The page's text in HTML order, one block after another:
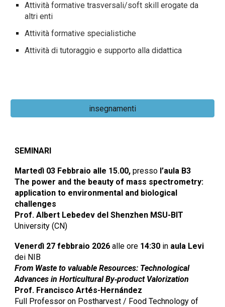
Attività formative trasversali/soft skill erogate da
altri enti
Attività formative specialistiche
Attività di tutoraggio e supporto alla didattica
insegnamenti
SEMINARI
Martedì 03 Febbraio alle 15.00,presso l’aula B3
The power and the beauty of mass spectrometry:
application to environmental and biological
challenges
Prof. Albert Lebedev del Shenzhen MSU-BIT
University (CN)
Venerdì 27 febbraio 2026 alle ore 14:30 in aula Levi
dei NIB
From Waste to valuable Resources: Technological
Advances in Horticultural By‑product Valorization
Prof. Francisco Artés-Hernández
Full Professor on Postharvest / Food Technology of